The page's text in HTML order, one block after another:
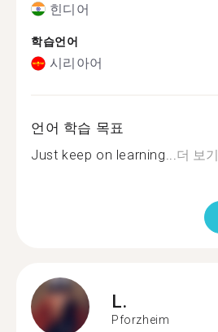
힌디어
학습언어
시리아어
언어 학습 목표
Just keep on learning...더 보기
L.
Pforzheim